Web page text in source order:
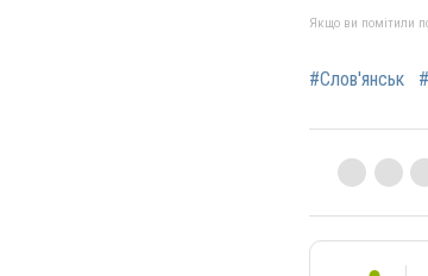
Якщо ви помітили
#Слов'янськ